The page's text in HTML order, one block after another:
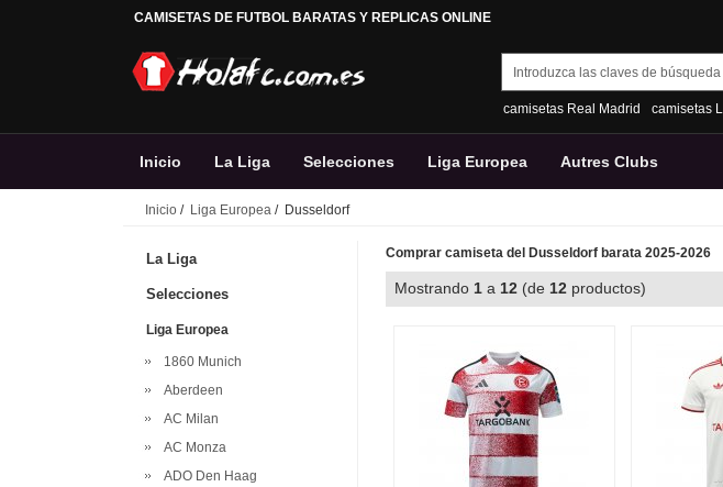
CAMISETAS DE FUTBOL BARATAS Y REPLICAS ONLINE
camisetas Real Madrid camisetas
Inicio La Liga Selecciones Liga Europea Autres Clubs
Inicio / Liga Europea / Dusseldorf
La Liga
Selecciones
Liga Europea
1860 Munich
Aberdeen
AC Milan
AC Monza
ADO Den Haag
Comprar camiseta del Dusseldorf barata 2025-2026
Mostrando 1 a 12 (de 12 productos)